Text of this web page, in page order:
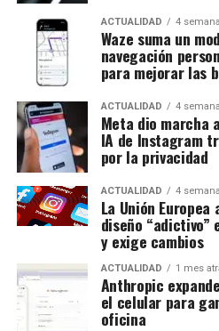
ACTUALIDAD 4
Waze suma un
navegación
para mejorar las
ACTUALIDAD 4
Meta dio marcha
IA de Instagram
por la privacidad
ACTUALIDAD 4
La Unión
diseño “adictivo”
y exige cambios
ACTUALIDAD 1 mes
Anthropic
el celular para
oficina